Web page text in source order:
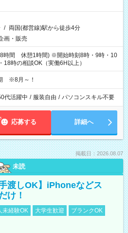
/ 両国(都営線)駅から徒歩4分
画・販売
時間 休憩1時間) ※開始時刻8時・9時・10
18時の相談OK（実働6H以上）
※8月～！
代活躍中 / 服装自由 / パソコンスキル不要
応募する 詳細へ
掲載日：2026.08.07
未読
渡しOK】iPhoneなどス
け！
未経験OK 大学生歓迎
ブランクOK